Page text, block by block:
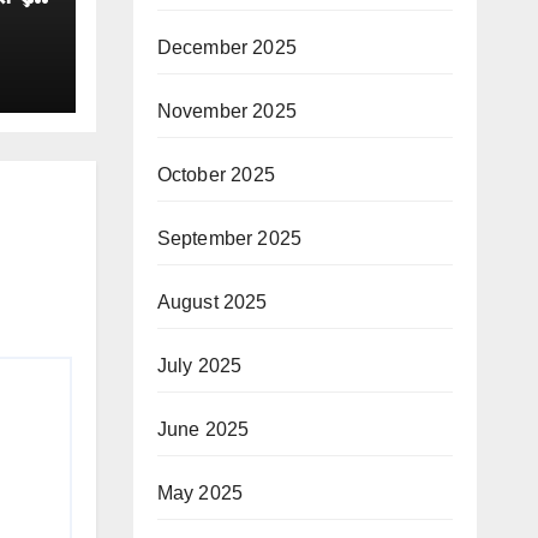
December 2025
November 2025
October 2025
September 2025
August 2025
July 2025
June 2025
May 2025